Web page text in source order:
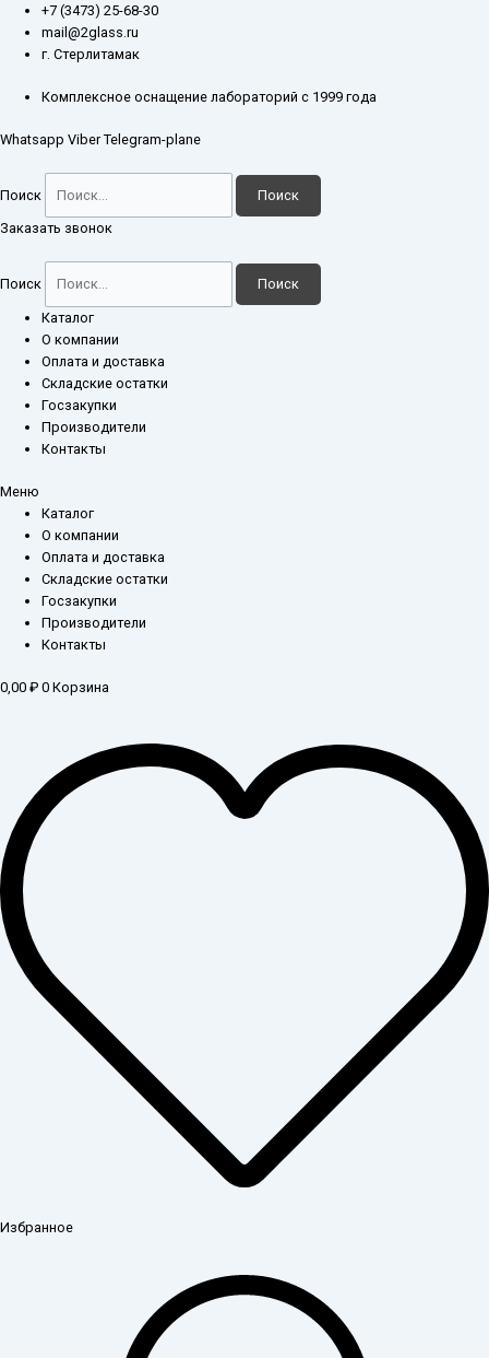
Перейти
содержимому
+7 (3473) 25-68-30
mail@2glass.ru
г. Стерлитамак
Комплексное оснащение лабораторий с 1999 года
Whatsapp Viber Telegram-plane
Поиск Поиск
Заказать звонок
Поиск Поиск
Каталог
О компании
Оплата и доставка
Складские остатки
Госзакупки
Производители
Контакты
Меню
Каталог
О компании
Оплата и доставка
Складские остатки
Госзакупки
Производители
Контакты
0,00 ₽ 0 Корзина
Избранное
Количество
товара
Воронка
250-
темное